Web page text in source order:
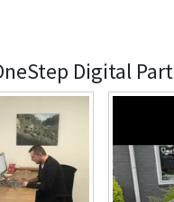
Digital